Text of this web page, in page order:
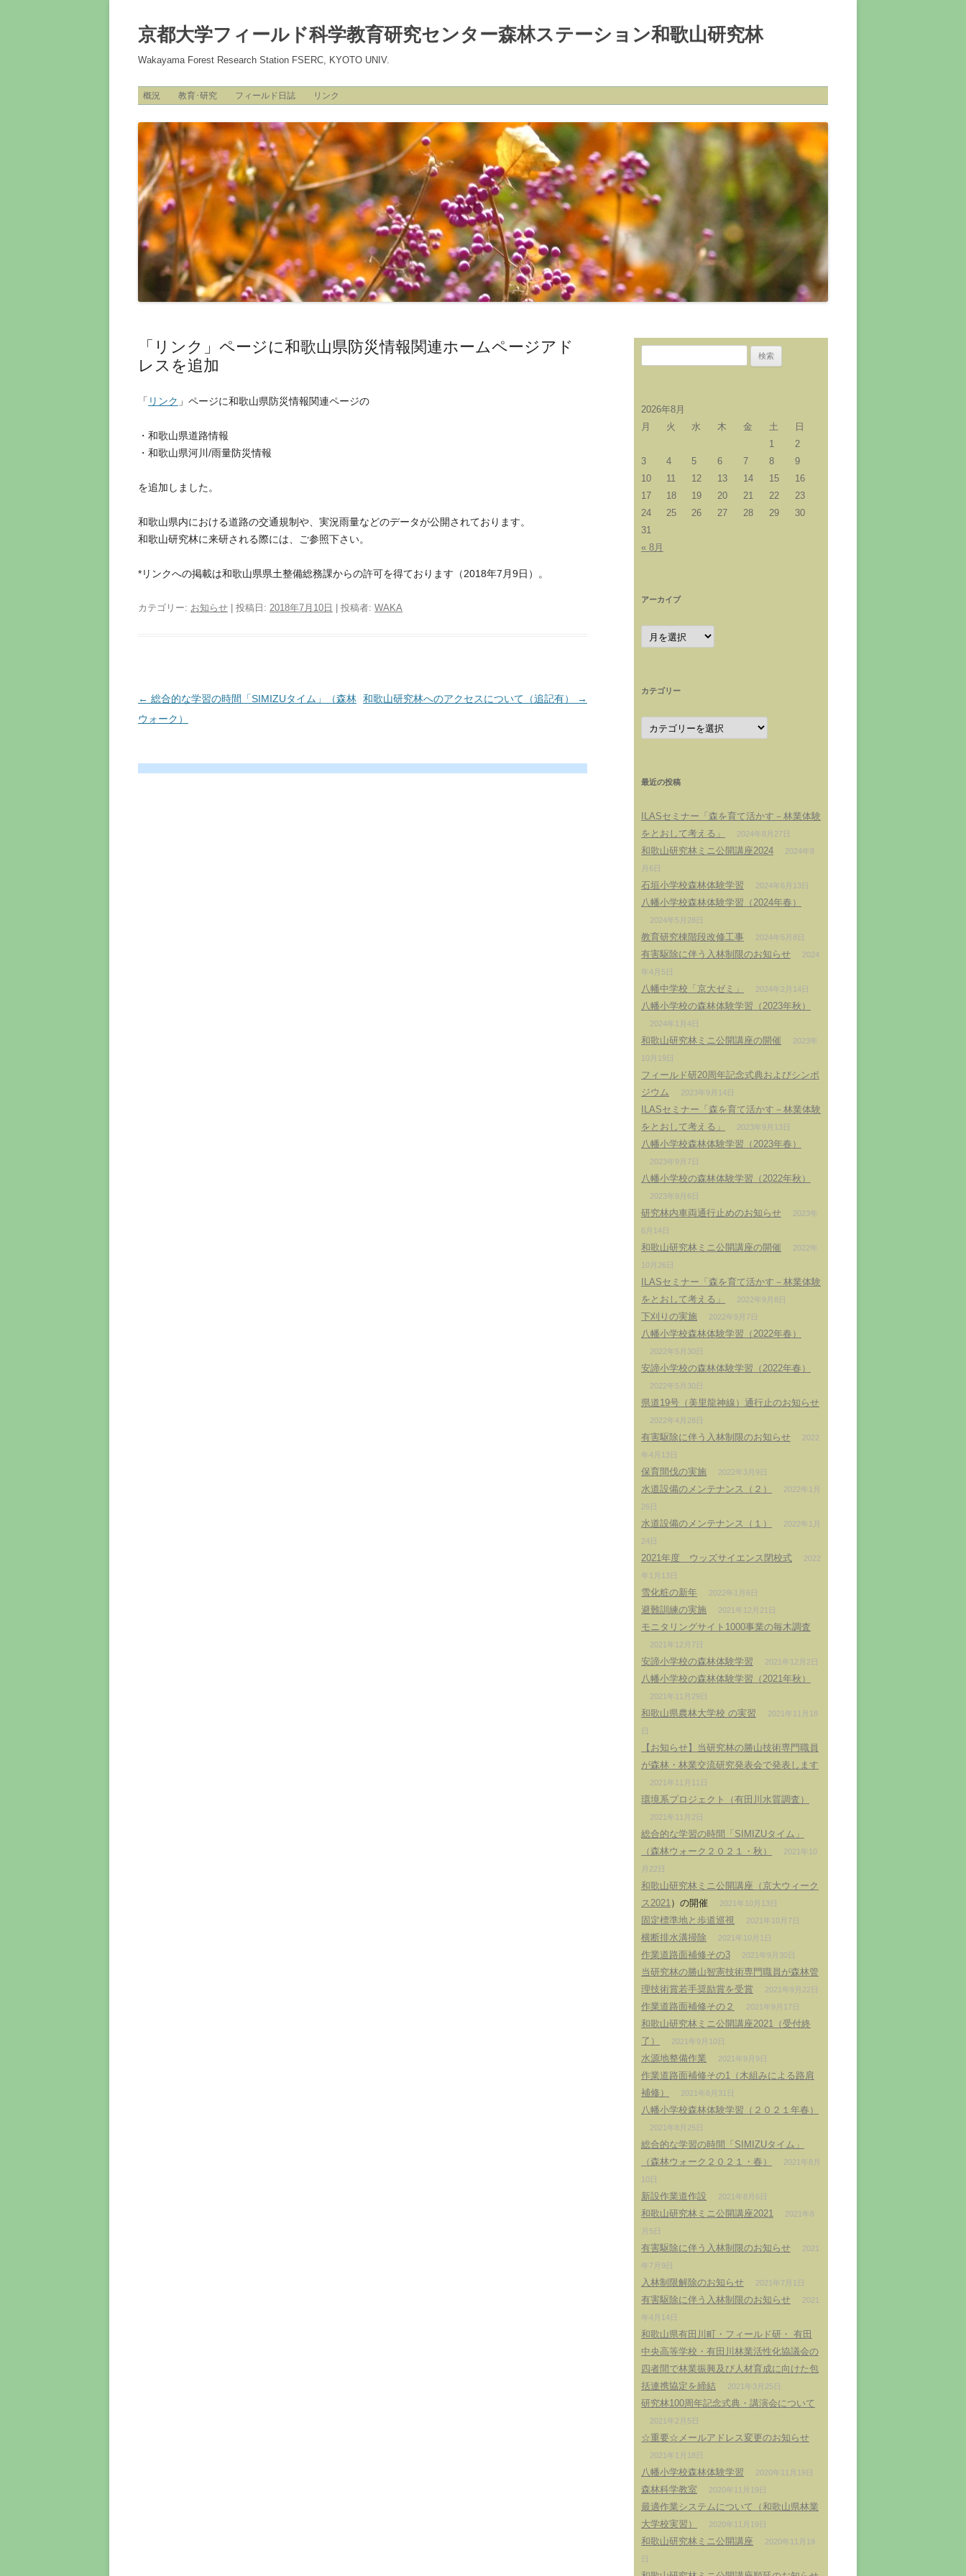
テ
ン
ツ
へ
ス
ッ
プ
京都大学フィールド科学教育研究センター森林ステーション和歌山研究林
Wakayama Forest Research Station FSERC, KYOTO UNIV.
概況
アクセス
スタッフ
教育･研究 フィールド日誌 リンク
「リンク」ページに和歌山県防災情報関連ホームページアド
レスを追加
「 リンク 」ページに和歌山県防災情報関連ページの
・和歌山県道路情報
・和歌山県河川/雨量防災情報
を追加しました。
和歌山県内における道路の交通規制や、実況雨量などのデータが公開されております。
和歌山研究林に来研される際には、ご参照下さい。
*リンクへの掲載は和歌山県県土整備総務課からの許可を得ております（2018年7月9日）。
カテゴリー: お知らせ | 投稿日: 2018年7月10日 投稿者: WAKA
投
稿
← 総合的な学習の時間「SIMIZUタイム」（森林
ウォーク）
和歌山研究林へのアクセスについて（追記有） →
2026年8月
月
火 水 木 金 土
日
1
2
3
4 5 6 7 8
9
10
11 12 13 14 15
16
17
18 19 20 21 22
23
24
25 26 27 28 29
30
31
« 8月
アーカイブ
ア
ー
カ
カテゴリー
カ
テ
ゴ
最近の投稿
ILASセミナー「森を育て活かす－林業体験
をとおして考える」
2024年8月27日
和歌山研究林ミニ公開講座2024
2024年8
月6日
石垣小学校森林体験学習 2024年6月13日
八幡小学校森林体験学習（2024年春）
2024年5月28日
教育研究棟階段改修工事 2024年5月8日
有害駆除に伴う入林制限のお知らせ
2024
年4月5日
八幡中学校「京大ゼミ」 2024年2月14日
八幡小学校の森林体験学習（2023年秋）
2024年1月4日
和歌山研究林ミニ公開講座の開催
2023年
10月19日
フィールド研20周年記念式典およびシンポ
ジウム
2023年9月14日
ILASセミナー「森を育て活かす－林業体験
をとおして考える」
2023年9月13日
八幡小学校森林体験学習（2023年春）
2023年9月7日
八幡小学校の森林体験学習（2022年秋）
2023年9月6日
研究林内車両通行止めのお知らせ
2023年
6月14日
和歌山研究林ミニ公開講座の開催
2022年
10月26日
ILASセミナー「森を育て活かす－林業体験
をとおして考える」
2022年9月8日
下刈りの実施 2022年9月7日
八幡小学校森林体験学習（2022年春）
2022年5月30日
安諦小学校の森林体験学習（2022年春）
2022年5月30日
県道19号（美里龍神線）通行止のお知らせ
2022年4月28日
有害駆除に伴う入林制限のお知らせ
2022
年4月13日
保育間伐の実施 2022年3月9日
水道設備のメンテナンス（２）
2022年1月
26日
水道設備のメンテナンス（１）
2022年1月
24日
2021年度 ウッズサイエンス閉校式
2022
年1月13日
雪化粧の新年 2022年1月6日
避難訓練の実施 2021年12月21日
モニタリングサイト1000事業の毎木調査
2021年12月7日
安諦小学校の森林体験学習 2021年12月2日
八幡小学校の森林体験学習（2021年秋）
2021年11月29日
和歌山県農林大学校 の実習
2021年11月18
【お知らせ】当研究林の勝山技術専門職員
が森林・林業交流研究発表会で発表します
2021年11月11日
環境系プロジェクト（有田川水質調査）
2021年11月2日
総合的な学習の時間「SIMIZUタイム」
（森林ウォーク２０２１・秋）
2021年10
月22日
和歌山研究林ミニ公開講座（京大ウィーク
ス2021）の開催 2021年10月13日
固定標準地と歩道巡視 2021年10月7日
横断排水溝掃除 2021年10月1日
作業道路面補修その3 2021年9月30日
当研究林の勝山智憲技術専門職員が森林管
理技術賞若手奨励賞を受賞
2021年9月22日
作業道路面補修その２ 2021年9月17日
和歌山研究林ミニ公開講座2021（受付終
了）
2021年9月10日
水源地整備作業 2021年9月9日
作業道路面補修その1（木組みによる路肩
補修）
2021年8月31日
八幡小学校森林体験学習（２０２１年春）
2021年8月25日
総合的な学習の時間「SIMIZUタイム」
（森林ウォーク２０２１・春）
2021年8月
10日
新設作業道作設 2021年8月6日
和歌山研究林ミニ公開講座2021
2021年8
月5日
有害駆除に伴う入林制限のお知らせ
2021
年7月9日
入林制限解除のお知らせ 2021年7月1日
有害駆除に伴う入林制限のお知らせ
2021
年4月14日
和歌山県有田川町・フィールド研・ 有田
中央高等学校・有田川林業活性化協議会の
四者間で林業振興及び人材育成に向けた包
括連携協定を締結
2021年3月25日
研究林100周年記念式典・講演会について
2021年2月5日
☆重要☆メールアドレス変更のお知らせ
2021年1月18日
八幡小学校森林体験学習 2020年11月19日
森林科学教室 2020年11月19日
最適作業システムについて（和歌山県林業
大学校実習）
2020年11月19日
和歌山研究林ミニ公開講座
2020年11月19